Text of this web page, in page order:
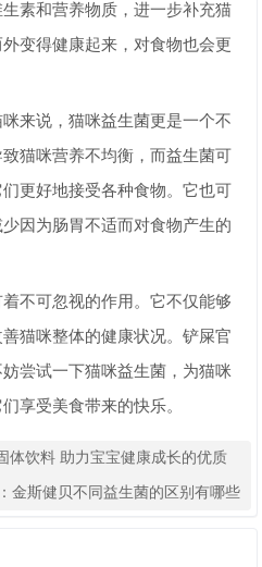
素和营养物质，进一步补充猫
变得健康起来，对食物也会更
来说，猫咪益生菌更是一个不
猫咪营养不均衡，而益生菌可
更好地接受各种食物。它也可
因为肠胃不适而对食物产生的
不可忽视的作用。它不仅能够
猫咪整体的健康状况。铲屎官
尝试一下猫咪益生菌，为猫咪
享受美食带来的快乐。
体饮料 助力宝宝健康成长的优质
金斯健贝不同益生菌的区别有哪些